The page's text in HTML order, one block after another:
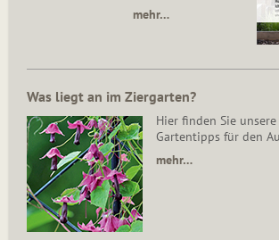
mehr…
Was liegt an im Ziergarten?
Hier finden Sie
Gartentipps für den
mehr…